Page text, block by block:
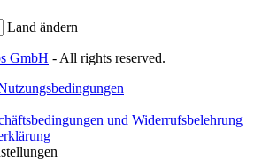
Land ändern
GmbH - All rights reserved.
und Widerrufsbelehrung